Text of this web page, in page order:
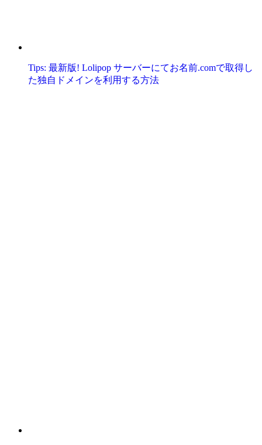
Tips: 最新版! Lolipop サーバーにてお名前.comで取得し
た独自ドメインを利用する方法